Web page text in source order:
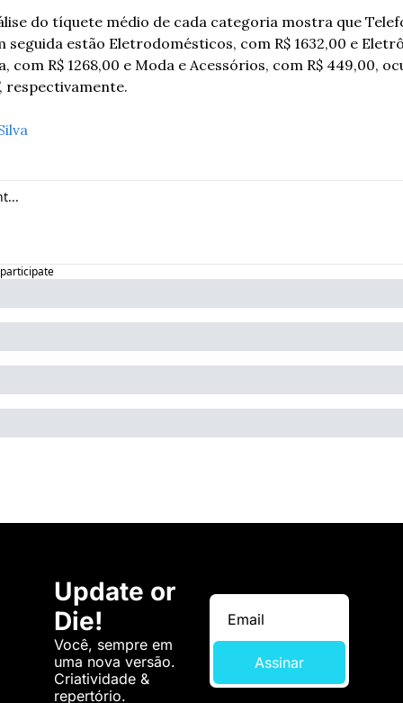
do tíquete médio de cada categoria mostra que
seguida estão Eletrodomésticos, com R$ 1632,00 e
com R$ 1268,00 e Moda e Acessórios, com R$ 449,00,
respectivamente.
Update or
Die!
Você, sempre em
uma nova versão.
Criatividade &
repertório.
Assinar